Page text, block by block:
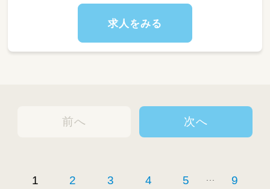
求人をみる
前へ
1 2 3 4 5 9
次へ